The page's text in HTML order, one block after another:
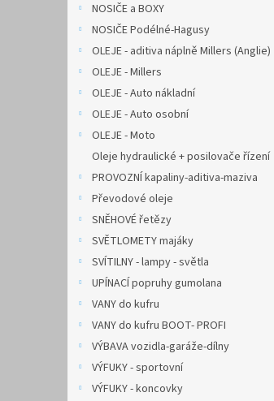
NOSIČE a BOXY
NOSIČE Podélné-Hagusy
OLEJE - aditiva náplně Millers (Anglie)
OLEJE - Millers
OLEJE - Auto nákladní
OLEJE - Auto osobní
OLEJE - Moto
Oleje hydraulické + posilovače řízení
PROVOZNÍ kapaliny-aditiva-maziva
Převodové oleje
SNĚHOVÉ řetězy
SVĚTLOMETY majáky
SVÍTILNY - lampy - světla
UPÍNACÍ popruhy gumolana
VANY do kufru
VANY do kufru BOOT- PROFI
VÝBAVA vozidla-garáže-dílny
VÝFUKY - sportovní
VÝFUKY - koncovky